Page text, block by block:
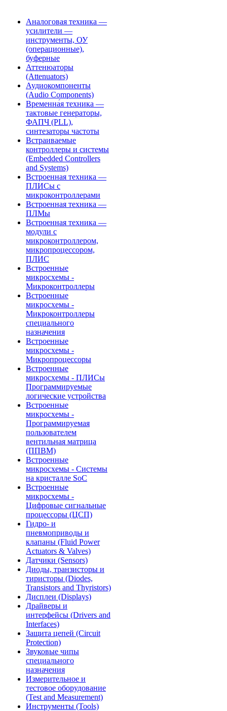
Аналоговая техника —
усилители —
инструменты, ОУ
(операционные),
буферные
Аттенюаторы
(Attenuators)
Аудиокомпоненты
(Audio Components)
Временна́я техника —
тактовые генераторы,
ФАПЧ (PLL),
синтезаторы частоты
Встраиваемые
контроллеры и системы
(Embedded Controllers
and Systems)
Встроенная техника —
ПЛИСы с
микроконтроллерами
Встроенная техника —
ПЛМы
Встроенная техника —
модули с
микроконтроллером,
микропроцессором,
ПЛИС
Встроенные
микросхемы -
Микроконтроллеры
Встроенные
микросхемы -
Микроконтроллеры
специального
назначения
Встроенные
микросхемы -
Микропроцессоры
Встроенные
микросхемы - ПЛИСы
Программируемые
логические устройства
Встроенные
микросхемы -
Программируемая
пользователем
вентильная матрица
(ППВМ)
Встроенные
микросхемы - Системы
на кристалле SoC
Встроенные
микросхемы -
Цифровые сигнальные
процессоры (ЦСП)
Гидро- и
пневмоприводы и
клапаны (Fluid Power
Actuators & Valves)
Датчики (Sensors)
Диоды, транзисторы и
тиристоры (Diodes,
Transistors and Thyristors)
Дисплеи (Displays)
Драйверы и
интерфейсы (Drivers and
Interfaces)
Защита цепей (Circuit
Protection)
Звуковые чипы
специального
назначения
Измерительное и
тестовое оборудование
(Test and Measurement)
Инструменты (Tools)